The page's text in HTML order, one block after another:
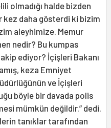
olmadığı halde bizden
kez daha gösterdi ki bizim
aleyhimize. Memur
nedir? Bu kumpas
ediyor? İçişleri Bakanı
keza Emniyet
ve İçişleri
böyle bir davada polis
mümkün değildir.” dedi.
tanıklar tarafından